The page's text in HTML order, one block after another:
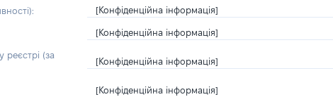
[Конфіденційна інформація]
[Конфіденційна інформація]
(за
[Конфіденційна інформація]
[Конфіденційна інформація]